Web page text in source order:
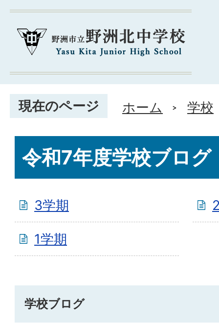
現在のページ ホーム 学校
令和7年度学校ブログ
3学期
1学期
学校ブログ